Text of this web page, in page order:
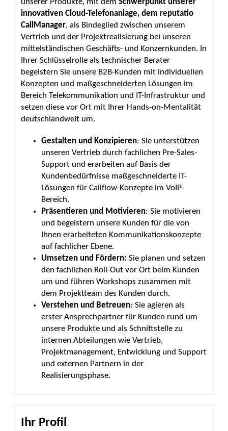
unserer Produkte, mit dem Schwerpunkt unserer
innovativen Cloud-Telefonanlage, dem reputatio
CallManager, als Bindeglied zwischen unserem
Vertrieb und der Projektrealisierung bei unseren
mittelständischen Geschäfts- und Konzernkunden. In
Ihrer Schlüsselrolle als technischer Berater
begeistern Sie unsere B2B-Kunden mit individuellen
Konzepten und maßgeschneiderten Lösungen im
Bereich Telekommunikation und IT-Infrastruktur und
setzen diese vor Ort mit Ihrer Hands-on-Mentalität
deutschlandweit um.
Gestalten und Konzipieren: Sie unterstützen
unseren Vertrieb durch fachlichen Pre-Sales-
Support und erarbeiten auf Basis der
Kundenbedürfnisse maßgeschneiderte IT-
Lösungen für Callflow-Konzepte im VoIP-
Bereich.
Präsentieren und Motivieren: Sie motivieren
und begeistern unsere Kunden für die von
Ihnen erarbeiteten Kommunikationskonzepte
auf fachlicher Ebene.
Umsetzen und Fördern: Sie planen und setzen
den fachlichen Roll-Out vor Ort beim Kunden
um und führen Workshops zusammen mit
dem Projektteam des Kunden durch.
Verstehen und Betreuen: Sie agieren als
erster Ansprechpartner für Kunden rund um
unsere Produkte und als Schnittstelle zu
internen Abteilungen wie Vertrieb,
Projektmanagement, Entwicklung und Support
und externen Partnern in der
Realisierungsphase.
Ihr Profil